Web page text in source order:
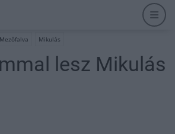
Mezőfalva Mikulás
lesz Mikulás